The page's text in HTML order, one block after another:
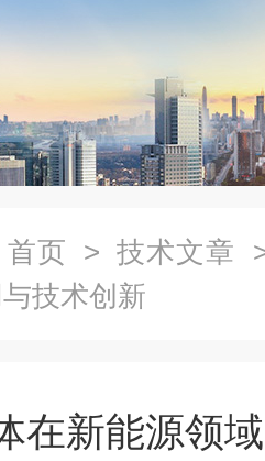
首页 > 技术文章
技术创新
在新能源领